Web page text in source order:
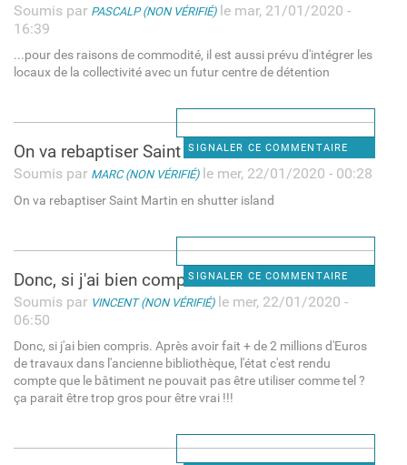
Soumis par PASCALP (NON VÉRIFIÉ)le mar, 21/01/2020 -
16:39
...pour des raisons de commodité, il est aussi prévu d'intégrer les
locaux de la collectivité avec un futur centre de détention
SIGNALER CE COMMENTAIRE
On va rebaptiser Saint Martin
Soumis par MARC (NON VÉRIFIÉ)le mer, 22/01/2020 - 00:28
On va rebaptiser Saint Martin en shutter island
SIGNALER CE COMMENTAIRE
Donc, si j'ai bien compris.
Soumis par VINCENT (NON VÉRIFIÉ)le mer, 22/01/2020 -
06:50
Donc, si j'ai bien compris. Après avoir fait + de 2 millions d'Euros
de travaux dans l'ancienne bibliothèque, l'état c'est rendu
compte que le bâtiment ne pouvait pas être utiliser comme tel ?
ça parait être trop gros pour être vrai !!!